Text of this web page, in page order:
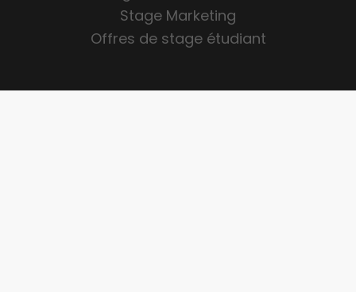
Stage Marketing
Offres de stage étudiant